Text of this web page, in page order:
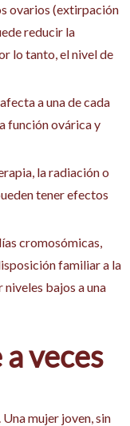
ovarios (extirpación
reducir la
lo tanto, el nivel de
a una de cada
función ovárica y
la radiación o
tener efectos
cromosómicas,
familiar a la
bajos a una
veces
mujer joven, sin